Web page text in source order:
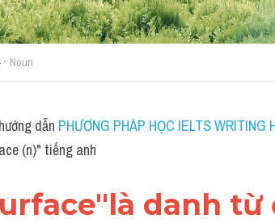
· Noun
dẫn PHƯƠNG PHÁP HỌC IELTS WRITING
(n)" tiếng anh
danh